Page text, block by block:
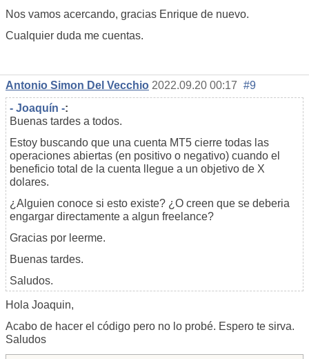
Nos vamos acercando, gracias Enrique de nuevo.
Cualquier duda me cuentas.
Antonio Simon Del Vecchio 2022.09.20 00:17 #9
- Joaquín -:
Buenas tardes a todos.
Estoy buscando que una cuenta MT5 cierre todas las
operaciones abiertas (en positivo o negativo) cuando el
beneficio total de la cuenta llegue a un objetivo de X
dolares.
¿Alguien conoce si esto existe? ¿O creen que se deberia
engargar directamente a algun freelance?
Gracias por leerme.
Buenas tardes.
Saludos.
Hola Joaquin,
Acabo de hacer el código pero no lo probé. Espero te sirva.
Saludos